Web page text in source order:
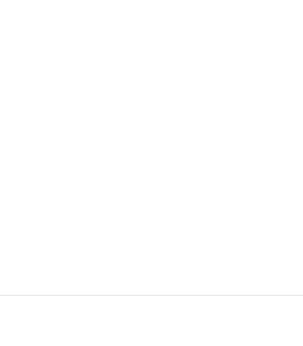
ンダップコメディアン「ダスティ・スレイ」